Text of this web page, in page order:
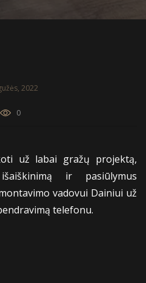
2022
0
už labai gražų projektą,
ir pasiūlymus
vadovui Dainiui už
telefonu.